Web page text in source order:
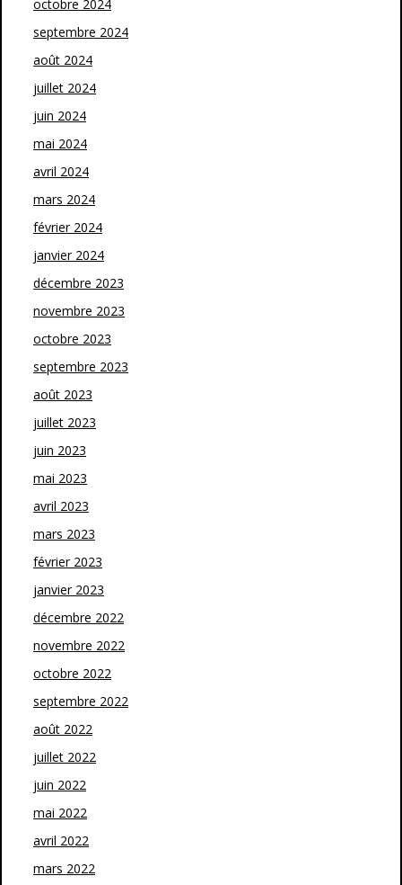
octobre 2024
septembre 2024
août 2024
juillet 2024
juin 2024
mai 2024
avril 2024
mars 2024
février 2024
janvier 2024
décembre 2023
novembre 2023
octobre 2023
septembre 2023
août 2023
juillet 2023
juin 2023
mai 2023
avril 2023
mars 2023
février 2023
janvier 2023
décembre 2022
novembre 2022
octobre 2022
septembre 2022
août 2022
juillet 2022
juin 2022
mai 2022
avril 2022
mars 2022